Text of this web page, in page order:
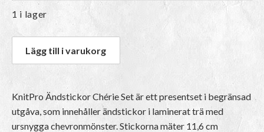
1 i lager
Lägg till i varukorg
KnitPro Ändstickor Chérie Set är ett presentset i begränsad
utgåva, som innehåller ändstickor i laminerat trä med
ursnygga chevronmönster. Stickorna mäter 11,6 cm